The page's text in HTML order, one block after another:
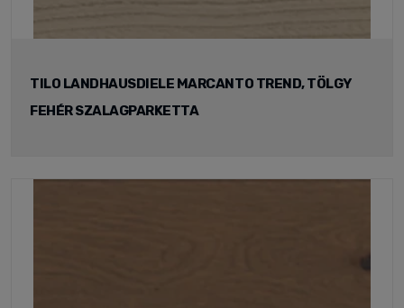
TILO LANDHAUSDIELE MARCANTO TREND, TÖLGY
FEHÉR SZALAGPARKETTA